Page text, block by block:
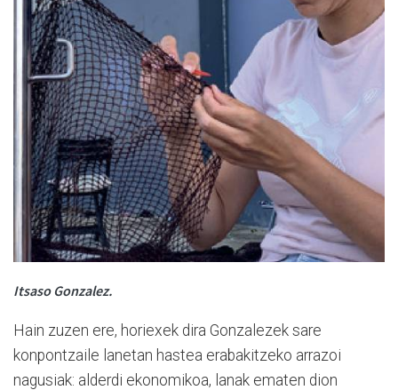
Itsaso Gonzalez.
Hain zuzen ere, horiexek dira Gonzalezek sare
konpontzaile lanetan hastea erabakitzeko arrazoi
nagusiak: alderdi ekonomikoa, lanak ematen dion